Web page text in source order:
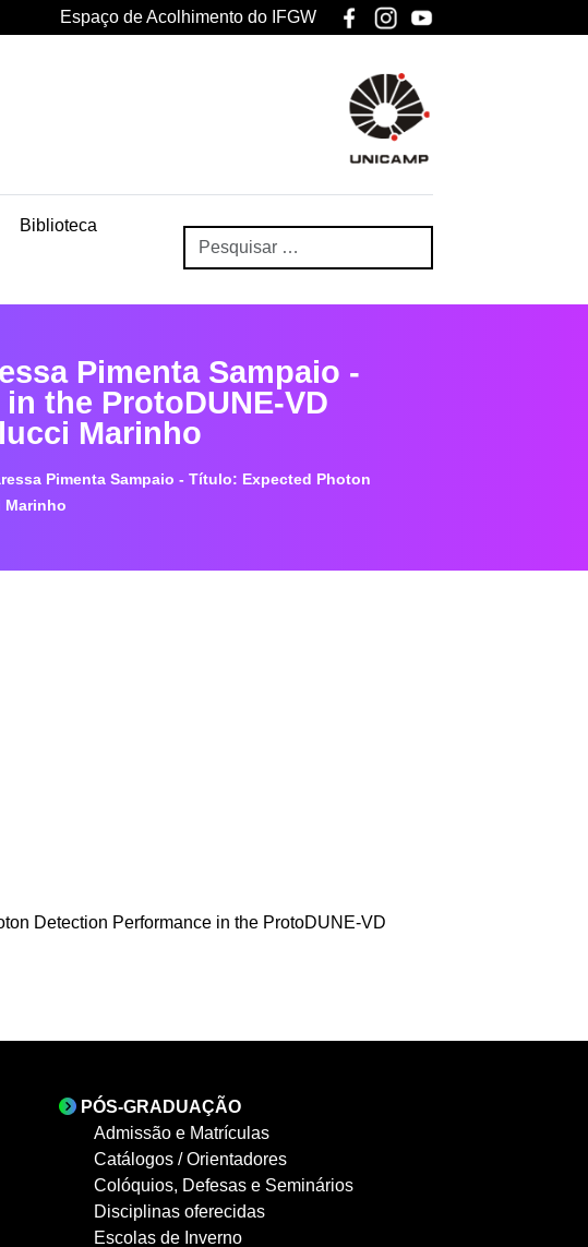
Espaço de Acolhimento do IFGW
Biblioteca
Pimenta Sampaio -
the ProtoDUNE-VD
Marinho
Pimenta Sampaio - Título: Expected Photon
Marinho
Detection Performance in the ProtoDUNE-VD
PÓS-GRADUAÇÃO
Admissão e Matrículas
Catálogos / Orientadores
Colóquios, Defesas e Seminários
Disciplinas oferecidas
Escolas de Inverno